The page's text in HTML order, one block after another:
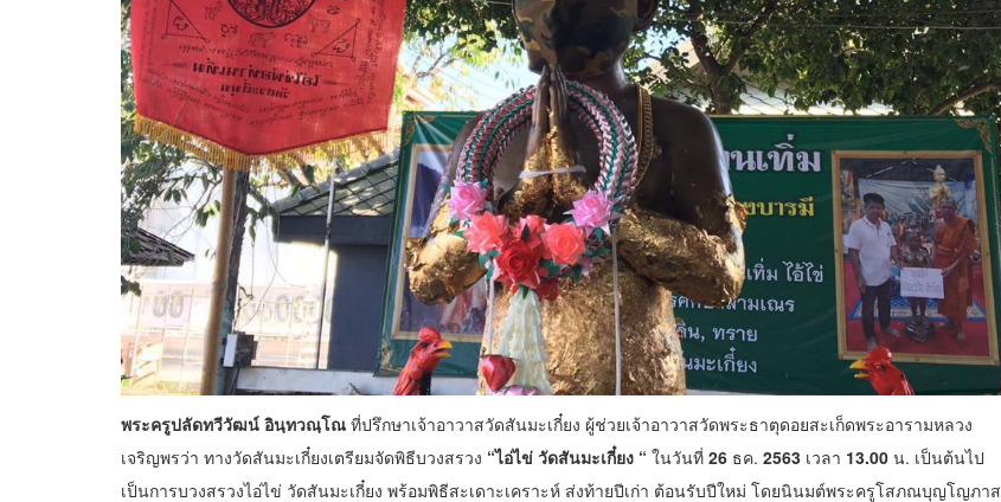
พระครูปลัดทวีวัฒน์ อินฺทวณฺโณ ที่ปรึกษาเจ้าอาวาสวัดสันมะเกี๋ยง ผู้ช่วยเจ้าอาวาสวัดพระธาตุดอยสะเก็ดพระอารามหลวง
เจริญพรว่า ทางวัดสันมะเกี๋ยงเตรียมจัดพิธีบวงสรวง “ไอ่ไข่ วัดสันมะเกี๋ยง “ ในวันที่ 26 ธค. 2563 เวลา 13.00 น. เป็นต้นไป
เป็นการบวงสรวงไอ่ไข่ วัดสันมะเกี๋ยง พร้อมพิธีสะเดาะเคราะห์ ส่งท้ายปีเก่า ต้อนรับปีใหม่ โดยนินมต์พระครูโสภณบุญโญภาส